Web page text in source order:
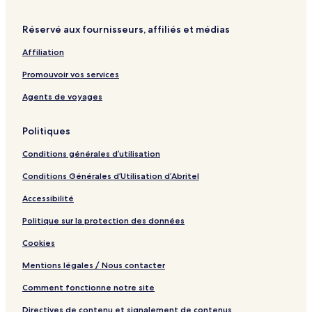
l
i
n
c
l
i
e
M
a
r
a
e
h
Réservé aux fournisseurs, affiliés et médias
Affiliation
Promouvoir vos services
Agents de voyages
Politiques
Conditions générales d’utilisation
Conditions Générales d’Utilisation d’Abritel
Accessibilité
Politique sur la protection des données
Cookies
Mentions légales / Nous contacter
Comment fonctionne notre site
Directives de contenu et signalement de contenus